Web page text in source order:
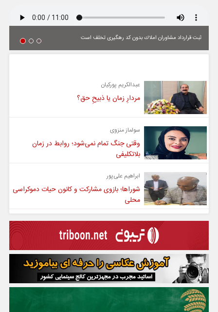
ثبت قرارداد مشاوران املاك بدون كد رهگیری تخلف است
عبدالکریم پورکیان
مردارِ زمان یا ذبیحِ حق؟
سولماز منزوی
وقتی جنگ تمام نمی‌شود؛ روابط در زمان
بلاتکلیفی
ابراهیم علی‌پور
شوراها؛ بازوی مشارکت و کانون حیات دموکراسی
محلی